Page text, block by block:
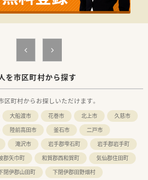
いて】
福祉、保健、ヘルスケアの5つの柱を展開する売上
える東証プライム上場グループ企業です。
長期にわたって安心して勤務できる基盤がありま
制度を活用し、自身のスキルアップや資格取得に
に勉強に励んでいる若手薬剤師が活躍していま
定着率が95％という高い水準を維持しており、
タッフも周囲に支えられながら成長しています。
ージの変化に合わせた休暇制度が浸透しているた
を経て復帰したママさん薬剤師も在籍中です。
を市区町村から探す
町村からお探しいただけます。
大船渡市 花巻市 北上市
久慈市
陸前高田市 釜石市
二戸市
滝沢市 岩手郡雫石町
岩手郡岩手町
郡矢巾町 和賀郡西和賀町
気仙郡住田町
閉伊郡山田町
下閉伊郡田野畑村